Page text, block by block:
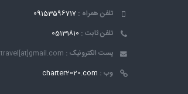
تلفن همراه : 09153596717
تلفن ثابت : 05131810
پست الکترونیک :
وب : charter2020.com